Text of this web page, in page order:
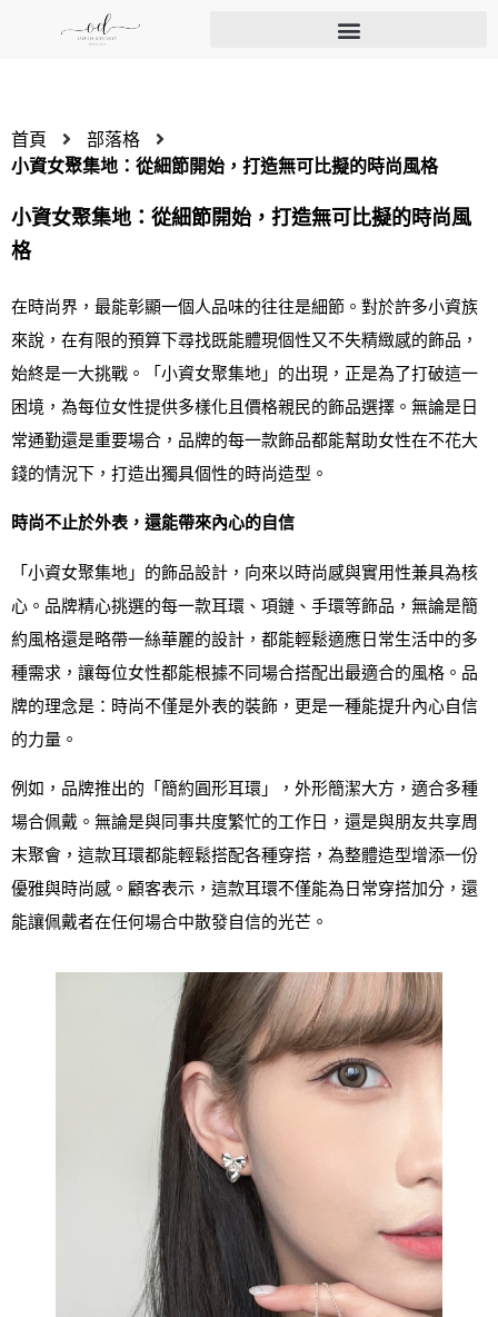
首頁
部落格
小資女聚集地：從細節開始，打造無可比擬的時尚風格
小資女聚集地：從細節開始，打造無可比擬的時尚風
格
在時尚界，最能彰顯一個人品味的往往是細節。對於許多小資族
來說，在有限的預算下尋找既能體現個性又不失精緻感的飾品，
始終是一大挑戰。「小資女聚集地」的出現，正是為了打破這一
困境，為每位女性提供多樣化且價格親民的飾品選擇。無論是日
常通勤還是重要場合，品牌的每一款飾品都能幫助女性在不花大
錢的情況下，打造出獨具個性的時尚造型。
時尚不止於外表，還能帶來內心的自信
「小資女聚集地」的飾品設計，向來以時尚感與實用性兼具為核
心。品牌精心挑選的每一款耳環、項鏈、手環等飾品，無論是簡
約風格還是略帶一絲華麗的設計，都能輕鬆適應日常生活中的多
種需求，讓每位女性都能根據不同場合搭配出最適合的風格。品
牌的理念是：時尚不僅是外表的裝飾，更是一種能提升內心自信
的力量。
例如，品牌推出的「簡約圓形耳環」，外形簡潔大方，適合多種
場合佩戴。無論是與同事共度繁忙的工作日，還是與朋友共享周
末聚會，這款耳環都能輕鬆搭配各種穿搭，為整體造型增添一份
優雅與時尚感。顧客表示，這款耳環不僅能為日常穿搭加分，還
能讓佩戴者在任何場合中散發自信的光芒。